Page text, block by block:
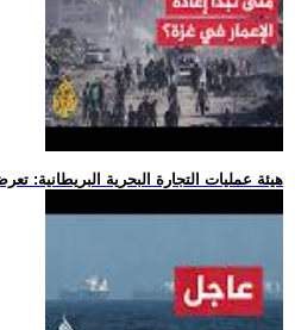
.. هيئة عمليات التجارة البحرية